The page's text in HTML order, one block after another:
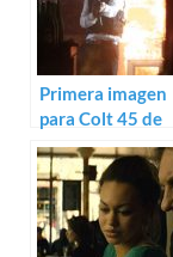
Primera imagen
para Colt 45 de
Fabrice Du Welz